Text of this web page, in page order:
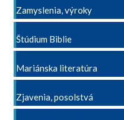
Zamyslenia, výroky
Štúdium Biblie
Mariánska literatúra
Zjavenia, posolstvá